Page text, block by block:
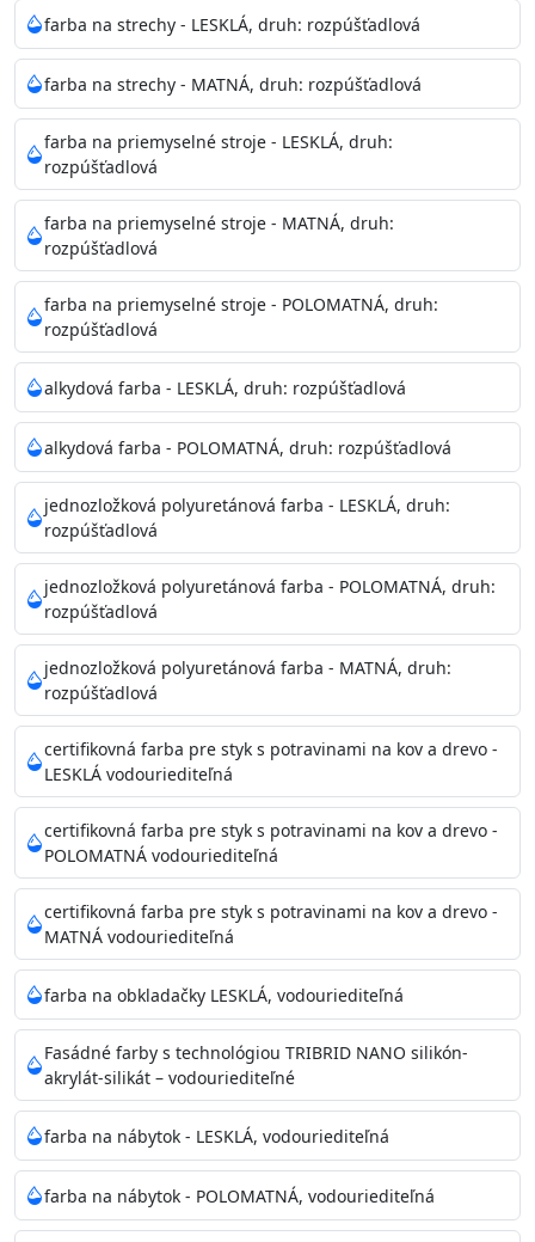
Neaplikujte pri teplote pod 5°C a nad teplotu 35°C alebo
pri relatívnej vlhkosti nad 80%.
Nepoužitá farba vyžaduje špeciálne zaobchádzanie na
bezpečnú likvidáciu.
Riedenie: do 10% vodou, podľa spôsobu aplikácie
Doba schnutia na dotyk
Doba na druhý náter: 3-4 hodiny
Balenie : 750ml, 1l, 3l, 9l, 15l
Výdatnosť na jednu vrstvu
Aplikácia: štetec, valček, striekacia pištoľ
Povrchová úprava: 1
Je možné tónovať v systéme Colorfull: áno
Merná hmotnosť : 1,54 ± 0,02 Kg / L (ISO 2811)
Čistenie: vodou
Príprava povrchu
Povrchy musia byť hladké, čisté, suché, zbavené prachu,
mastnoty, solí a materiálov so zlou priľnavosťou. Otvory
alebo trhliny vyplňte
akrylovým tmelom Acrylic putty, Visto alebo Acrylic light
putty a prebrúste. Nové alebo porézne povrchy natreté
menej kvalitnými farbami
vždy penetrujte. Odporúčané penetračné nátery
Acrylan Unco, Gypsum board alebo Vitex Primer 100% a
na škvrny použite Blanco eco
riediteľné vodou.
Skladovanie
48 mesiacov v orig. uzavretých obaloch medzi 5°C až
25°C
farba na strechy - LESKLÁ, druh: rozpúšťadlová
farba na strechy - MATNÁ, druh: rozpúšťadlová
farba na priemyselné stroje - LESKLÁ, druh:
rozpúšťadlová
farba na priemyselné stroje - MATNÁ, druh:
rozpúšťadlová
farba na priemyselné stroje - POLOMATNÁ, druh:
rozpúšťadlová
alkydová farba - LESKLÁ, druh: rozpúšťadlová
alkydová farba - POLOMATNÁ, druh: rozpúšťadlová
jednozložková polyuretánová farba - LESKLÁ, druh:
rozpúšťadlová
jednozložková polyuretánová farba - POLOMATNÁ, druh:
rozpúšťadlová
jednozložková polyuretánová farba - MATNÁ, druh:
rozpúšťadlová
certifikovná farba pre styk s potravinami na kov a drevo -
LESKLÁ vodouriediteľná
certifikovná farba pre styk s potravinami na kov a drevo -
POLOMATNÁ vodouriediteľná
certifikovná farba pre styk s potravinami na kov a drevo -
MATNÁ vodouriediteľná
farba na obkladačky LESKLÁ, vodouriediteľná
Fasádné farby s technológiou TRIBRID NANO silikón-
akrylát-silikát – vodouriediteľné
farba na nábytok - LESKLÁ, vodouriediteľná
farba na nábytok - POLOMATNÁ, vodouriediteľná